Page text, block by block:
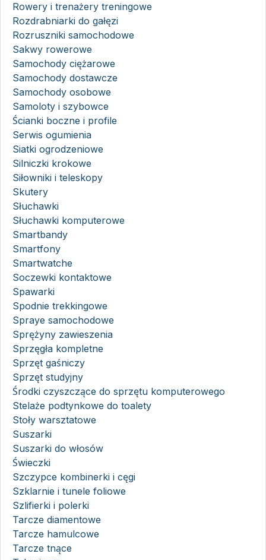
Rowery i trenażery treningowe
Rozdrabniarki do gałęzi
Rozruszniki samochodowe
Sakwy rowerowe
Samochody ciężarowe
Samochody dostawcze
Samochody osobowe
Samoloty i szybowce
Ścianki boczne i profile
Serwis ogumienia
Siatki ogrodzeniowe
Silniczki krokowe
Siłowniki i teleskopy
Skutery
Słuchawki
Słuchawki komputerowe
Smartbandy
Smartfony
Smartwatche
Soczewki kontaktowe
Spawarki
Spodnie trekkingowe
Spraye samochodowe
Sprężyny zawieszenia
Sprzęgła kompletne
Sprzęt gaśniczy
Sprzęt studyjny
Środki czyszczące do sprzętu komputerowego
Stelaże podtynkowe do toalety
Stoły warsztatowe
Suszarki
Suszarki do włosów
Świeczki
Szczypce kombinerki i cęgi
Szklarnie i tunele foliowe
Szlifierki i polerki
Tarcze diamentowe
Tarcze hamulcowe
Tarcze tnące